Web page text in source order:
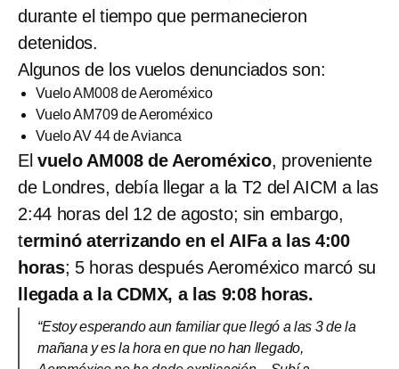
durante el tiempo que permanecieron
detenidos.
Algunos de los vuelos denunciados son:
Vuelo AM008 de Aeroméxico
Vuelo AM709 de Aeroméxico
Vuelo AV 44 de Avianca
El vuelo AM008 de Aeroméxico, proveniente
de Londres, debía llegar a la T2 del AICM a las
2:44 horas del 12 de agosto; sin embargo,
terminó aterrizando en el AIFa a las 4:00
horas; 5 horas después Aeroméxico marcó su
llegada a la CDMX, a las 9:08 horas.
“Estoy esperando aun familiar que llegó a las 3 de la
mañana y es la hora en que no han llegado,